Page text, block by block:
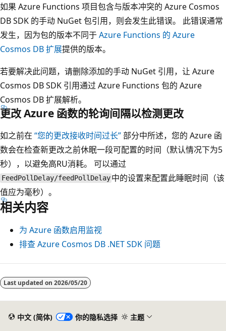
如果 Azure Functions 项目包含与版本冲突的 Azure Cosmos
DB SDK 的手动 NuGet 包引用，则会发生此错误。 此错误通常
发生，因为包的版本不同于Azure Functions 的 Azure
Cosmos DB 扩展提供的版本。
若要解决此问题，请删除添加的手动 NuGet 引用，让 Azure
Cosmos DB SDK 引用通过 Azure Functions 包的 Azure
Cosmos DB 扩展解析。
更改 Azure 函数的轮询间隔以检测更改
如之前在 “您的更改接收时间过长”部分中所述，您的 Azure 函
数会在检查新更改之前休眠一段可配置的时间（默认情况下为5
秒），以避免高RU消耗。 可以通过
FeedPollDelay/feedPollDelay 中的设置来配置此睡眠时间 （该
值应为毫秒）。
相关内容
为 Azure 函数启用监视
排查 Azure Cosmos DB .NET SDK 问题
Last updated on 2026/05/20
中文 (简体) 你的隐私选择 主题